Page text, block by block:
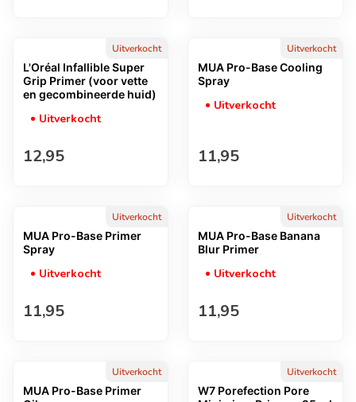
Uitverkocht
L'Oréal Infallible Super
Grip Primer (voor vette
en gecombineerde huid)
Uitverkocht
Normale prijs
12,95
Uitverkocht
MUA Pro-Base Cooling
Spray
Uitverkocht
Normale prijs
11,95
Uitverkocht
MUA Pro-Base Primer
Spray
Uitverkocht
Normale prijs
11,95
Uitverkocht
MUA Pro-Base Banana
Blur Primer
Uitverkocht
Normale prijs
11,95
Uitverkocht
MUA Pro-Base Primer
Uitverkocht
W7 Porefection Pore